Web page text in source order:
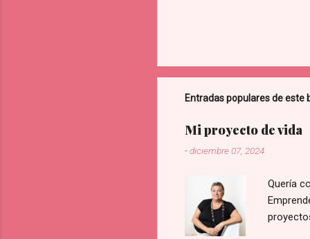
Entradas populares de este
Mi proyecto de vida
-diciembre 07, 2024
Quería